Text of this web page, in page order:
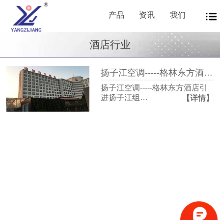
产品 资讯 我们
酒店行业
扬子江空调-----格林东方酒店引进扬子江组合式空调机组
扬子江空调-----格林东方酒店引
进扬子江组…
【详情】